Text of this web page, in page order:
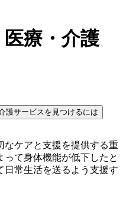
療・介護
護サービスを見つけるには
なケアと支援を提供する重
て身体機能が低下したと
日常生活を送るよう支援す